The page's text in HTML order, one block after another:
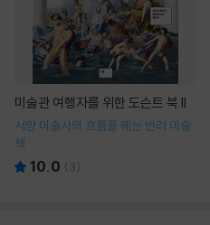
미술관 여행자를 위한 도슨트 북 II
서양 미술사의 흐름을 꿰는 반려 미술
책
10.0 ( 3)